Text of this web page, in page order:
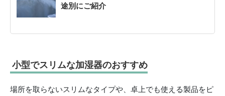
途別にご紹介
小型でスリムな加湿器のおすすめ
場所を取らないスリムなタイプや、卓上でも使える製品をピ